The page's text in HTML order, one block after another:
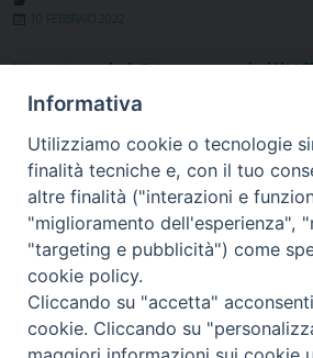
10 FEBBRAIO 2022
Nomina del Direttore
Altri documenti
Piedimonte Matese
03-02-2022
« Pagina precedente
Informativa
Utilizziamo cookie o tecnologie
finalità tecniche e, con il tuo
altre finalità ("interazioni e
"miglioramento dell'esperienza",
"targeting e pubblicità") come
cookie policy.
Cliccando su "accetta"
cookie. Cliccando su